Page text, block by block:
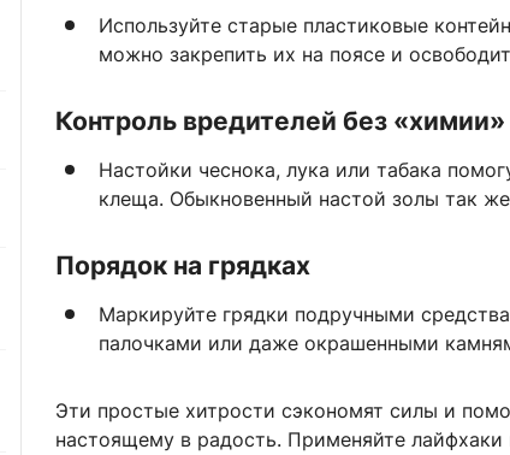
Используйте старые пластиковые
можно закрепить их на поясе и
Контроль вредителей без «химии»
Настойки чеснока, лука или табака
клеща. Обыкновенный настой золы так же
Порядок на грядках
Маркируйте грядки подручными
палочками или даже окрашенными
Эти простые хитрости сэкономят силы и
настоящему в радость. Применяйте